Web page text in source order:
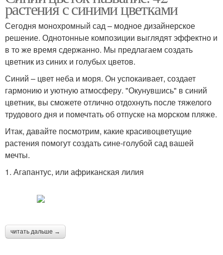
растения с синими цветками
Сегодня монохромный сад – модное дизайнерское
решение. Однотонные композиции выглядят эффектно и
в то же время сдержанно. Мы предлагаем создать
цветник из синих и голубых цветов.
Синий – цвет неба и моря. Он успокаивает, создает
гармонию и уютную атмосферу. "Окунувшись" в синий
цветник, вы сможете отлично отдохнуть после тяжелого
трудового дня и помечтать об отпуске на морском пляже.
Итак, давайте посмотрим, какие красивоцветущие
растения помогут создать сине-голубой сад вашей
мечты.
1. Агапантус, или африканская лилия
читать дальше →